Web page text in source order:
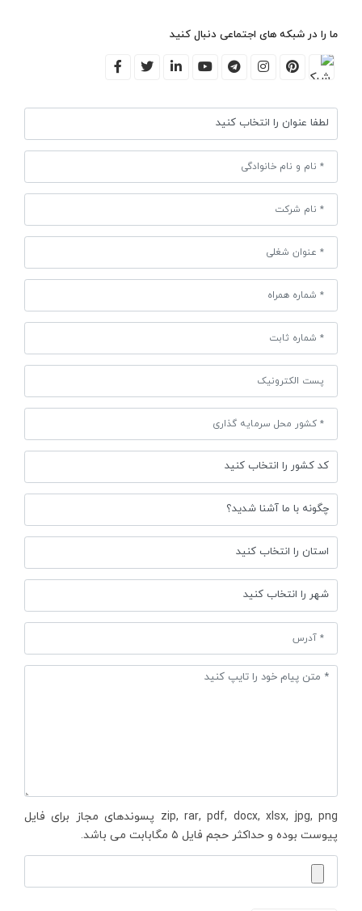
ما را در شبکه های اجتماعی دنبال کنید
zip, rar, pdf, docx, xlsx, jpg, png پسوندهای مجاز برای فایل
پیوست بوده و حداکثر حجم فایل ۵ مگابابت می باشد.